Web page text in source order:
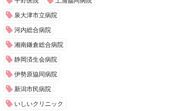
泉大津市立病院
河内総合病院
湘南鎌倉総合病院
静岡済生会病院
伊勢原協同病院
新潟市民病院
いしいクリニック